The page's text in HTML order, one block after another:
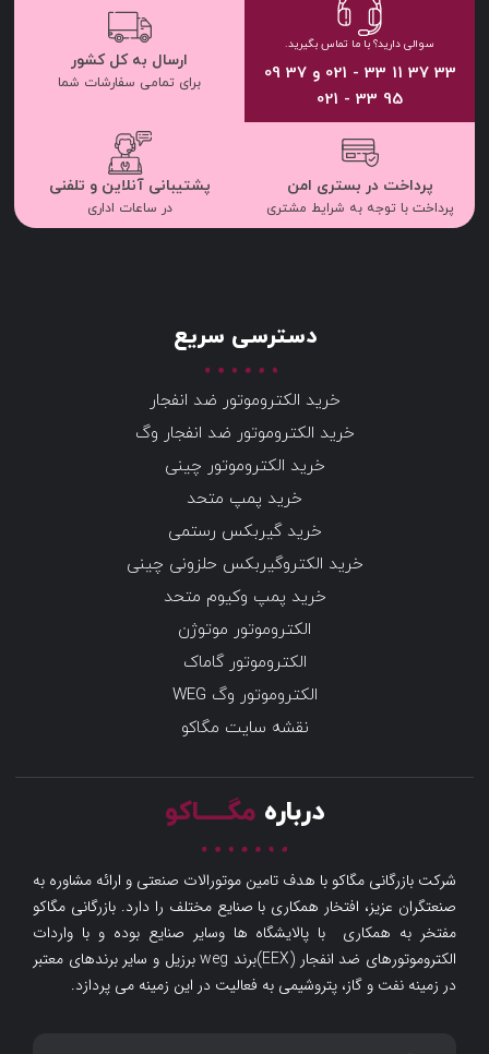
سوالی دارید؟ با ما تماس بگیرید.
33 37 11 33 - 021 و 37 09
95 33 - 021
ارسال به کل کشور
برای تمامی سفارشات شما
پرداخت در بستری امن
پرداخت با توجه به شرایط مشتری
پشتیبانی آنلاین و تلفنی
در ساعات اداری
دسترسی سریع
خرید الکتروموتور ضد انفجار
خرید الکتروموتور ضد انفجار وگ
خرید الکتروموتور چینی
خرید پمپ متحد
خرید گیربکس رستمی
خرید الکتروگیربکس حلزونی چینی
خرید پمپ وکیوم متحد
الکتروموتور موتوژن
الکتروموتور گاماک
الکتروموتور وگ WEG
نقشه سایت مگاکو
درباره مگـــــاکو
شرکت بازرگانی مگاکو با هدف تامین موتورالات صنعتی و ارائه مشاوره به
صنعتگران عزیز، افتخار همکاری با صنایع مختلف را دارد. بازرگانی مگاکو
مفتخر به همکاری با پالایشگاه ها وسایر صنایع بوده و با واردات
الکتروموتورهای ضد انفجار (EEX)برند weg برزیل و سایر برندهای معتبر
در زمینه نفت و گاز، پتروشیمی به فعالیت در این زمینه می پردازد.